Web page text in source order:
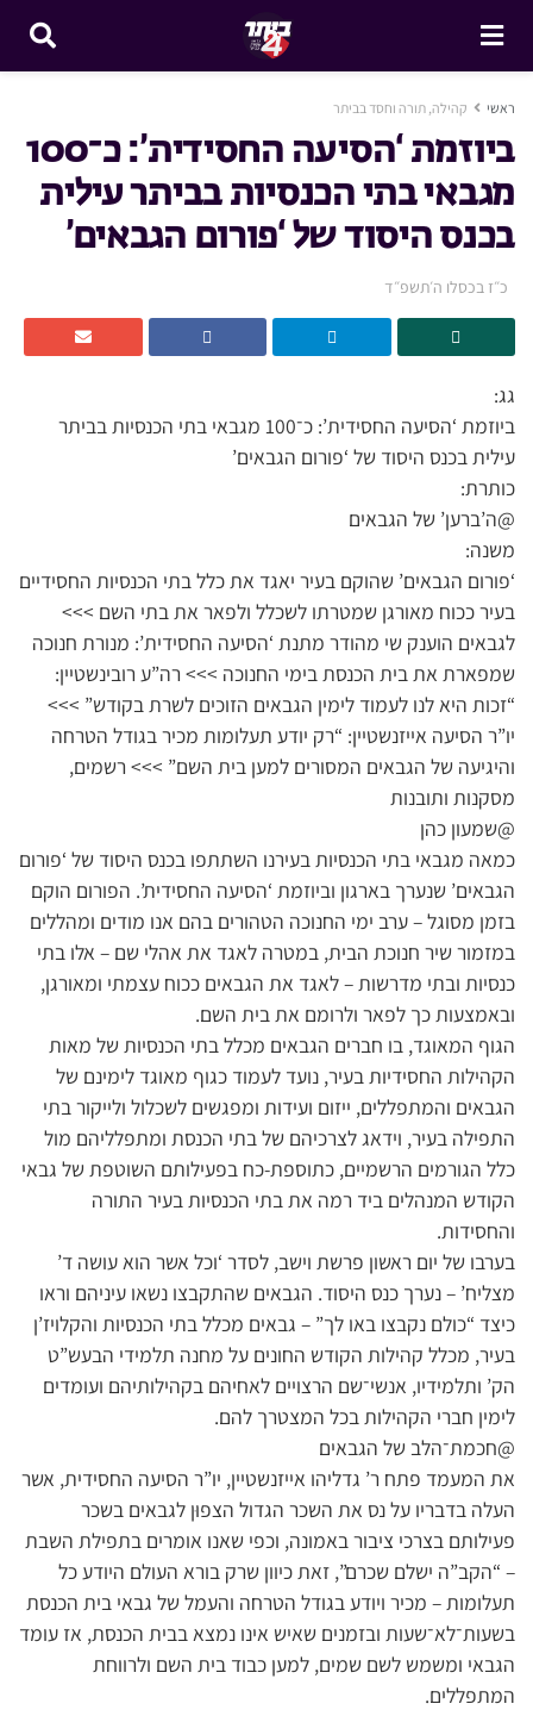
ראשי קהילה, תורה וחסד בביתר
ביוזמת ‘הסיעה החסידית’: כ־100
מגבאי בתי הכנסיות בביתר עילית
בכנס היסוד של ‘פורום הגבאים’
כ״ז בכסלו ה׳תשפ״ד
גג:
ביוזמת ‘הסיעה החסידית’: כ־100 מגבאי בתי הכנסיות בביתר
עילית בכנס היסוד של ‘פורום הגבאים’
כותרת:
@ה’ברען’ של הגבאים
משנה:
‘פורום הגבאים’ שהוקם בעיר יאגד את כלל בתי הכנסיות החסידיים
בעיר ככוח מאורגן שמטרתו לשכלל ולפאר את בתי השם >>>
לגבאים הוענק שי מהודר מתנת ‘הסיעה החסידית’: מנורת חנוכה
שמפארת את בית הכנסת בימי החנוכה >>> רה”ע רובינשטיין:
“זכות היא לנו לעמוד לימין הגבאים הזוכים לשרת בקודש” >>>
יו”ר הסיעה אייזנשטיין: “רק יודע תעלומות מכיר בגודל הטרחה
והיגיעה של הגבאים המסורים למען בית השם” >>> רשמים,
מסקנות ותובנות
@שמעון כהן
כמאה מגבאי בתי הכנסיות בעירנו השתתפו בכנס היסוד של ‘פורום
הגבאים’ שנערך בארגון וביוזמת ‘הסיעה החסידית’. הפורום הוקם
בזמן מסוגל – ערב ימי החנוכה הטהורים בהם אנו מודים ומהללים
במזמור שיר חנוכת הבית, במטרה לאגד את אהלי שם – אלו בתי
כנסיות ובתי מדרשות – לאגד את הגבאים ככוח עצמתי ומאורגן,
ובאמצעות כך לפאר ולרומם את בית השם.
הגוף המאוגד, בו חברים הגבאים מכלל בתי הכנסיות של מאות
הקהילות החסידיות בעיר, נועד לעמוד כגוף מאוגד לימינם של
הגבאים והמתפללים, ייזום ועידות ומפגשים לשכלול ולייקור בתי
התפילה בעיר, וידאג לצרכיהם של בתי הכנסת ומתפלליהם מול
כלל הגורמים הרשמיים, כתוספת-כח בפעילותם השוטפת של גבאי
הקודש המנהלים ביד רמה את בתי הכנסיות בעיר התורה
והחסידות.
בערבו של יום ראשון פרשת וישב, לסדר ‘וכל אשר הוא עושה ד’
מצליח’ – נערך כנס היסוד. הגבאים שהתקבצו נשאו עיניהם וראו
כיצד “כולם נקבצו באו לך” – גבאים מכלל בתי הכנסיות והקלויז’ן
בעיר, מכלל קהילות הקודש החונים על מחנה תלמידי הבעש”ט
הק’ ותלמידיו, אנשי־שם הרצויים לאחיהם בקהילותיהם ועומדים
לימין חברי הקהילות בכל המצטרך להם.
@חכמת־הלב של הגבאים
את המעמד פתח ר’ גדליהו אייזנשטיין, יו”ר הסיעה החסידית, אשר
העלה בדבריו על נס את השכר הגדול הצפוּן לגבאים בשכר
פעילותם בצרכי ציבור באמונה, וכפי שאנו אומרים בתפילת השבת
– “הקב”ה ישלם שכרם”, זאת כיוון שרק בורא העולם היודע כל
תעלומות – מכיר ויודע בגודל הטרחה והעמל של גבאי בית הכנסת
בשעות־לא־שעות ובזמנים שאיש אינו נמצא בבית הכנסת, אז עומד
הגבאי ומשמש לשם שמים, למען כבוד בית השם ולרווחת
המתפללים.